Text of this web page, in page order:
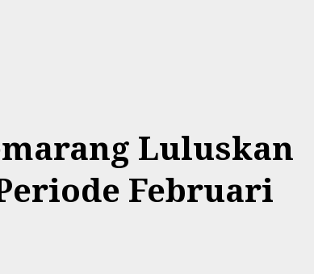
Luluskan
Februari